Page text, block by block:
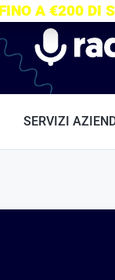
SERVIZI
FINO A €200 DI